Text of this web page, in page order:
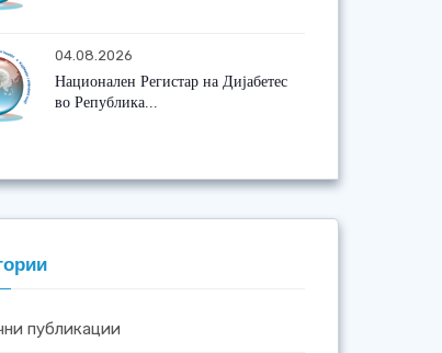
04.08.2026
Национален Регистар на Дијабетес
во Република...
публикации